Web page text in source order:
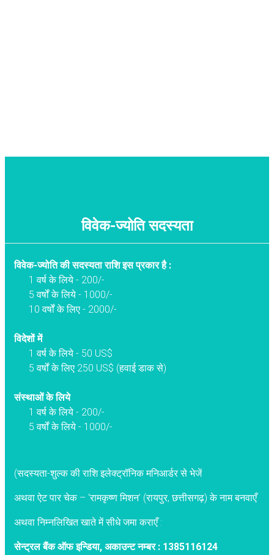
विवेक-ज्योति सदस्यता
विवेक-ज्योति की सदस्यता राशि इस प्रकार है :
1 वर्ष के लिये - 200/-
5 वर्षों के लिये - 1000/-
10 वर्षों के लिए - 2000/-
विदेशों में
1 वर्ष के लिये - 50 US$
5 वर्षों के लिए 250 US$ (हवाई डाक से)
संस्थाओं के लिये
1 वर्ष के लिये - 200/-
5 वर्षों के लिये - 1000/-
(सदस्यता-शुल्क की राशि इलेक्ट्रॉनिक मनिआर्डर से भेजें
अथवा ऐट पार चेक – ‘रामकृष्ण मिशन’ (रायपुर, छत्तीसगढ़) के नाम बनवाएँ
अथवा निम्नलिखित खाते में सीधे जमा कराएँ :
सेन्ट्रल बैंक ऑफ इन्डिया, अकाउन्ट नम्बर : 1385116124